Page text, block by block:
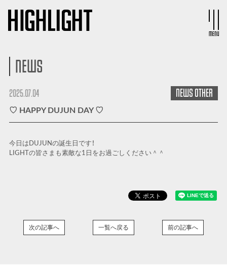
MENU
NEWS
2025.07.04 NEWSOTHER
♡ HAPPY DUJUN DAY ♡
今日はDUJUNの誕生日です！
LIGHTの皆さまも素敵な1日をお過ごしください＾＾
次の記事へ 一覧へ戻る 前の記事へ